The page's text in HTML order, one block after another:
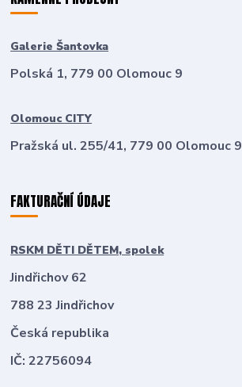
Galerie Šantovka
Polská 1, 779 00 Olomouc 9
Olomouc CITY
Pražská ul. 255/41, 779 00 Olomouc 9
FAKTURAČNÍ ÚDAJE
RSKM DĚTI DĚTEM, spolek
Jindřichov 62
788 23 Jindřichov
Česká republika
IČ: 22756094